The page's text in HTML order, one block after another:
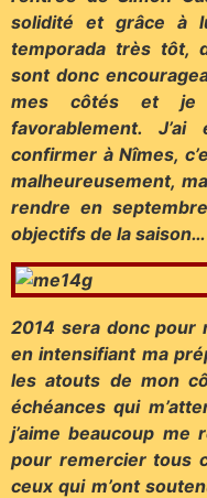
solidité et grâce à
temporada très tôt,
sont donc
mes côtés et je
favorablement.
confirmer à Nîmes,
malheureusement,
rendre en
objectifs de la saison…
2014 sera donc pour
en intensifiant ma
les atouts de mon
échéances qui
j’aime beaucoup me
pour remercier tous
ceux qui m’ont